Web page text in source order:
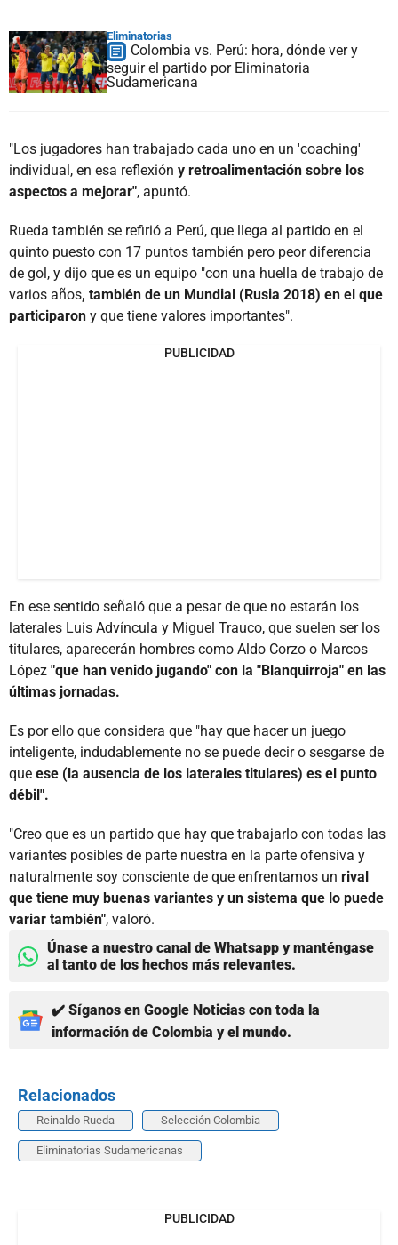
Eliminatorias
Colombia vs. Perú: hora, dónde ver y
seguir el partido por Eliminatoria
Sudamericana
"Los jugadores han trabajado cada uno en un 'coaching'
individual, en esa reflexión y retroalimentación sobre los
aspectos a mejorar", apuntó.
Rueda también se refirió a Perú, que llega al partido en el
quinto puesto con 17 puntos también pero peor diferencia
de gol, y dijo que es un equipo "con una huella de trabajo de
varios años, también de un Mundial (Rusia 2018) en el que
participaron y que tiene valores importantes".
PUBLICIDAD
En ese sentido señaló que a pesar de que no estarán los
laterales Luis Advíncula y Miguel Trauco, que suelen ser los
titulares, aparecerán hombres como Aldo Corzo o Marcos
López "que han venido jugando" con la "Blanquirroja" en las
últimas jornadas.
Es por ello que considera que "hay que hacer un juego
inteligente, indudablemente no se puede decir o sesgarse de
que ese (la ausencia de los laterales titulares) es el punto
débil".
"Creo que es un partido que hay que trabajarlo con todas las
variantes posibles de parte nuestra en la parte ofensiva y
naturalmente soy consciente de que enfrentamos un rival
que tiene muy buenas variantes y un sistema que lo puede
variar también", valoró.
Únase a nuestro canal de Whatsapp y manténgase
al tanto de los hechos más relevantes.
✔️ Síganos en Google Noticias con toda la
información de Colombia y el mundo.
Relacionados
Reinaldo Rueda Selección Colombia
Eliminatorias Sudamericanas
PUBLICIDAD